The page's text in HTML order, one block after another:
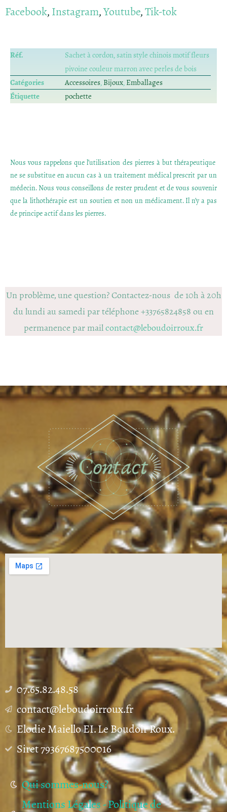
Facebook,Instagram,Youtube,Tik-tok
Réf.
Sachet à cordon, satin style chinois motif fleurs
pivoine couleur marron avec perles de bois
Catégories
Accessoires,Bijoux,Emballages
Étiquette
pochette
Nous vous rappelons que l’utilisation des pierres à but thérapeutique
ne se substitue en aucun cas à un traitement médical prescrit par un
médecin. Nous vous conseillons de rester prudent et de vous souvenir
que la lithothérapie est un soutien et non un médicament. Il n’y a pas
de principe actif dans les pierres.
Un problème, une question? Contactez-nous de 10h à 20h
du lundi au samedi par téléphone +33765824858 ou en
permanence par mailcontact@leboudoirroux.fr
07.65.82.48.58
contact@leboudoirroux.fr
Elodie Maiello EI. Le Boudoir Roux.
Siret 79367687500016
Qui sommes-nous?
Mentions Légales - Politique de